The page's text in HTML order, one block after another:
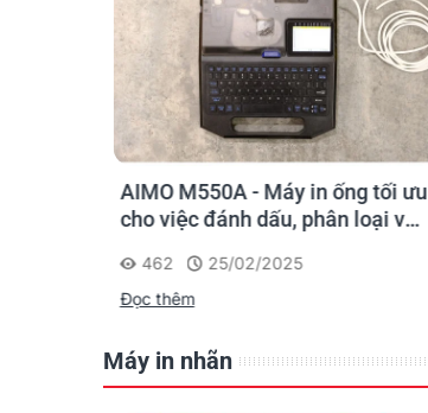
AIMO M550A - Máy in ống tối ưu
cho việc đánh dấu, phân loại và
462
25/02/2025
Đọc thêm
Máy in nhãn